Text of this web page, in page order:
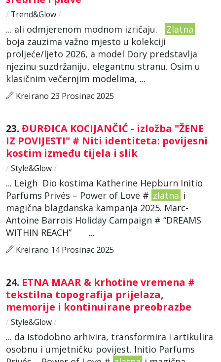
/ Trend&Glow/
... ali odmjerenom modnom izričaju.
Zlatna
boja zauzima važno mjesto u kolekciji
proljeće/ljeto 2026, a model Dory predstavlja
njezinu suzdržaniju, elegantnu stranu. Osim u
klasičnim večernjim modelima, ...
Kreirano 23 Prosinac 2025
23. ĐURĐICA KOCIJANČIĆ - izložba "ŽENE
IZ POVIJESTI" # Niti identiteta: povijesni
kostim između tijela i slik
/ Style&Glow/
... Leigh Dio kostima Katherine Hepburn Initio
Parfums Privés – Power of Love # zlatna i
magična blagdanska kampanja 2025. Marc-
Antoine Barrois Holiday Campaign # “DREAMS
WITHIN REACH” ...
Kreirano 14 Prosinac 2025
24. ETNA MAAR & krhotine vremena #
tekstilna topografija prijelaza,
memorije i kontinuirane preobrazbe
/ Style&Glow/
... da istodobno arhivira, transformira i artikulira
osobnu i umjetničku povijest. Initio Parfums